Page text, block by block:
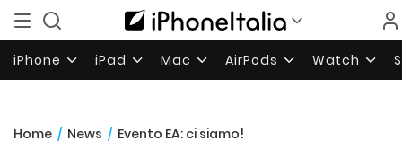
iPhone iPad Mac AirPods Watch
Home / News / Evento EA: ci siamo!